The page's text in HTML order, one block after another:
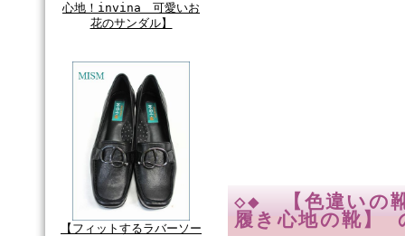
心地！invina 可愛いお
花のサンダル】
【フィットするラバーソー
◇◆ 【色違いの
履き心地の靴